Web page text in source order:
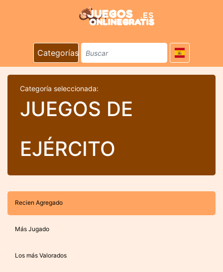
Categorías
Categoría seleccionada:
JUEGOS DE
EJÉRCITO
Recien Agregado
Más Jugado
Los más Valorados